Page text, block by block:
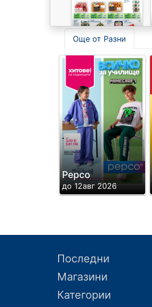
Стр.10
Стр.13
Още от Разни
Pepco
до 12авг 2026
Последни
Магазини
Категории